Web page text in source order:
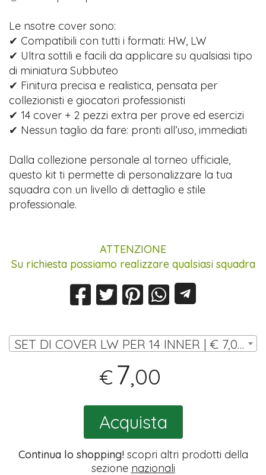
Le nsotre cover sono:
✔ Compatibili con tutti i formati: HW, LW
✔ Ultra sottili e facili da applicare su qualsiasi tipo
di miniatura Subbuteo
✔ Finitura precisa e realistica, pensata per
collezionisti e giocatori professionisti
✔ 14 cover + 2 pezzi extra per prove ed esercizi
✔ Nessun taglio da fare: pronti all’uso, immediati
Dalla collezione personale al torneo ufficiale,
questo kit ti permette di personalizzare la tua
squadra con un livello di dettaglio e stile
professionale.
ATTENZIONE
Su richiesta possiamo realizzare qualsiasi squadra
SET DI COVER LW PER 14 INNER | € 7,00
€ 7,00
Acquista
Continua lo shopping!scopri altri prodotti della
sezione nazionali